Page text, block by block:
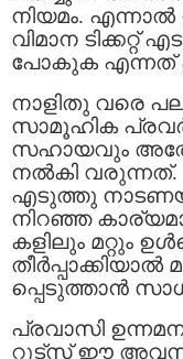
നിയമം. എന്നാൽ
വിമാന
പോകുക എന്നത്
നാളിതു വരെ
സാമൂഹിക
സഹായവും
നൽകി വരുന്നത്.
എടുത്തു
നിറഞ്ഞ
കളിലും മറ്റും
പ്പെടുത്താൻ
പ്രവാസി
റൂട്സ് ഈ